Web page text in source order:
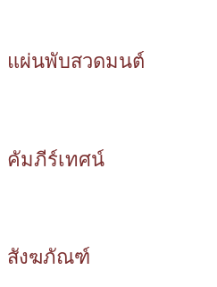
แผ่นพับสวดมนต์
คัมภีร์เทศน์
สังฆภัณฑ์